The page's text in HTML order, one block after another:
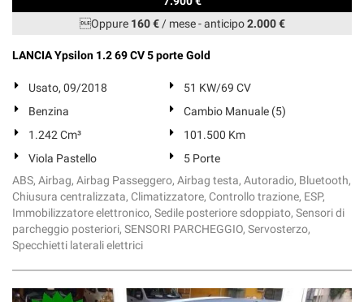
Oppure 160 €/ mese-anticipo2.000 €
LANCIA Ypsilon 1.2 69 CV 5 porte Gold
Usato, 09/2018
51 KW/69 CV
Benzina
Cambio Manuale (5)
1.242 Cm³
101.500 Km
Viola Pastello
5 Porte
ABS, Airbag, Airbag Passeggero, Airbag testa, Autoradio, Bluetooth,
Chiusura centralizzata, Climatizzatore, Controllo trazione, ESP,
Immobilizzatore elettronico, Sedile posteriore sdoppiato, Sensori di
parcheggio posteriori, SENSORI PARCHEGGIO, Servosterzo,
Specchietti laterali elettrici